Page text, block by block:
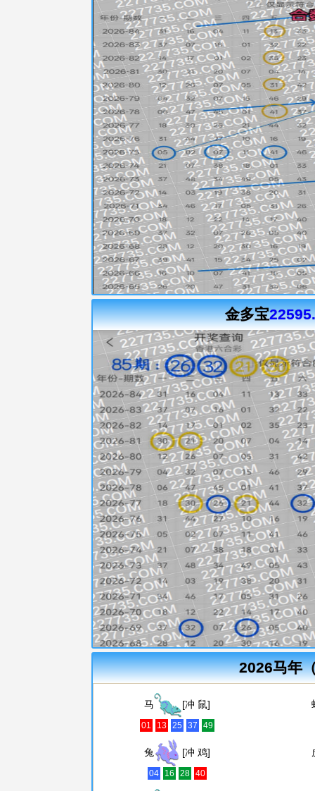
金多宝
2026马年